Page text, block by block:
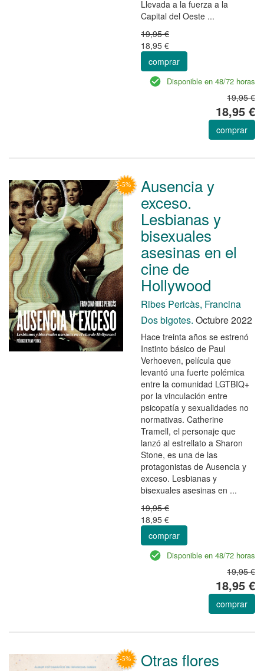
Llevada a la fuerza a la
Capital del Oeste ...
19,95 €
18,95 €
comprar
Disponible en 48/72 horas
19,95 €
18,95 €
comprar
Ausencia y
exceso.
Lesbianas y
bisexuales
asesinas en el
cine de
Hollywood
Ribes Pericàs, Francina
Dos bigotes. Octubre 2022
Hace treinta años se estrenó
Instinto básico de Paul
Verhoeven, película que
levantó una fuerte polémica
entre la comunidad LGTBIQ+
por la vinculación entre
psicopatía y sexualidades no
normativas. Catherine
Tramell, el personaje que
lanzó al estrellato a Sharon
Stone, es una de las
protagonistas de Ausencia y
exceso. Lesbianas y
bisexuales asesinas en ...
19,95 €
18,95 €
comprar
Disponible en 48/72 horas
19,95 €
18,95 €
comprar
Otras flores